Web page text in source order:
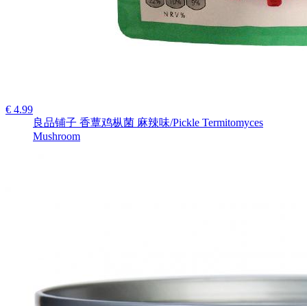
€ 4.99
良品铺子 香蕈鸡枞菌 麻辣味/Pickle Termitomyces
Mushroom